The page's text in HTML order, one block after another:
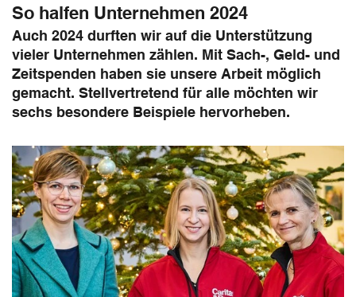
So halfen Unternehmen 2024
Auch 2024 durften wir auf die Unterstützung
vieler Unternehmen zählen. Mit Sach-, Geld- und
Zeitspenden haben sie unsere Arbeit möglich
gemacht. Stellvertretend für alle möchten wir
sechs besondere Beispiele hervorheben.